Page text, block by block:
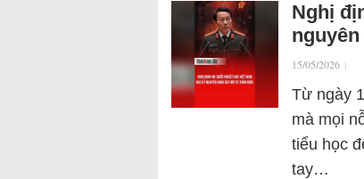
Nghị
15/05/2026 |
Từ ngày
mà mọi
tiểu học
tay…